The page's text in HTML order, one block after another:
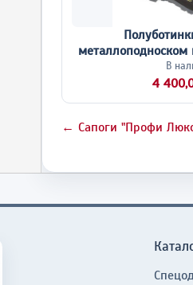
металлоподноском
В
4
← Сапоги "Профи